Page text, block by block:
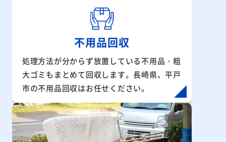
不用品回収
処理方法が分からず放置している不用品・粗
大ゴミもまとめて回収します。長崎県、平戸
市の不用品回収はお任せください。